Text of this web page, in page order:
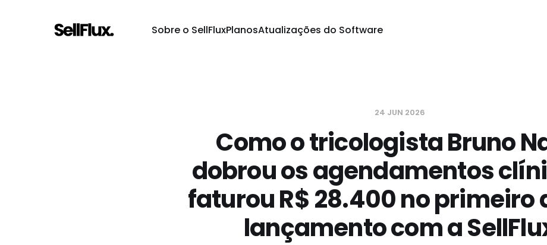
Sobre o SellFluxPlanosAtualizações do Software
24 JUN 2026
Como o tricologista Bruno
dobrou os agendamentos
faturou R$ 28.400 no primeiro
lançamento com a